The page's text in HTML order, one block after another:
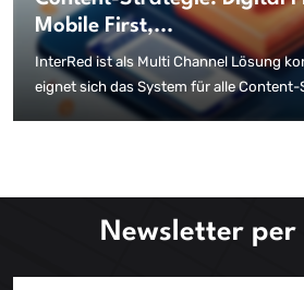
Mobile First,...
InterRed ist als Multi Channel Lösung
eignet sich das System für alle Content-
first", "Print first" oder "Mobile first".
Newsletter per